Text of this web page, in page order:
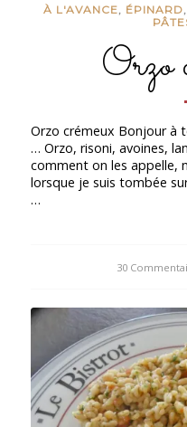
À L'AVANCE, ÉPINARD,
Orzo
Orzo crémeux Bonjour à
… Orzo, risoni, avoines,
comment on les appelle,
lorsque je suis tombée
…
30 /